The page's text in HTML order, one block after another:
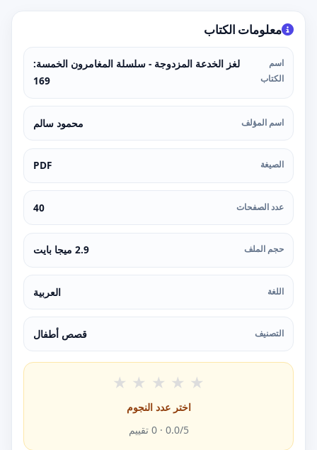
معلومات الكتاب
اسم
الكتاب
لغز الخدعة المزدوجة - سلسلة المغامرون الخمسة:
169
اسم المؤلف محمود سالم
الصيغة PDF
عدد الصفحات 40
حجم الملف 2.9 ميجا بايت
اللغة العربية
التصنيف قصص أطفال
★ ★ ★ ★ ★
اختر عدد النجوم
0.0/5 ·
0 تقييم